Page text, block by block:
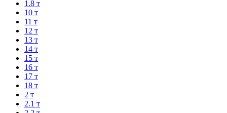
1.8 т
10 т
11 т
12 т
13 т
14 т
15 т
16 т
17 т
18 т
2 т
2.1 т